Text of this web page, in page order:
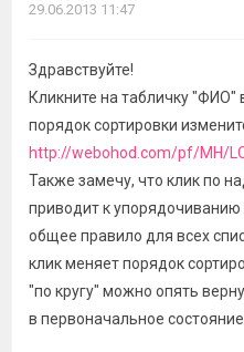
29.06.2013 11:47
Здравствуйте!
Кликните на табличку "ФИО"
порядок сортировки
http://webohod.com/pf/MH/
Также замечу, что клик по
приводит к упорядочиванию
общее правило для всех
клик меняет порядок
"по кругу" можно опять
в первоначальное состояние.